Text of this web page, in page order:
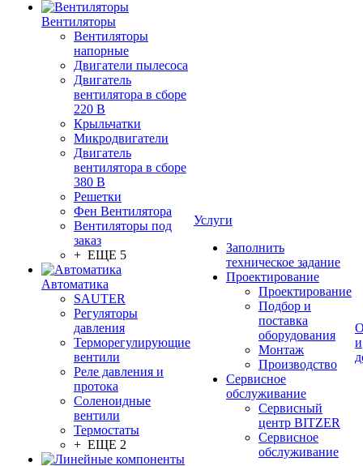
Вентиляторы
Вентиляторы
напорные
Двигатели пылесоса
Двигатель
вентилятора в сборе
220 В
Крыльчатки
Микродвигатели
Двигатель
вентилятора в сборе
380 В
Решетки
Фен Вентилятора
Вентиляторы под
заказ
+ ЕЩЕ 5
Автоматика
SAUTER
Регуляторы
давления
Терморегулирующие
вентили
Реле давления и
протока
Соленоидные
вентили
Термостаты
+ ЕЩЕ 2
Услуги
Заполнить
техническое задание
Проектирование
Проектирование
Подбор и
поставка
оборудования
Монтаж
Производство
Сервисное
обслуживание
Сервисный
центр BITZER
Сервисное
обслуживание
и